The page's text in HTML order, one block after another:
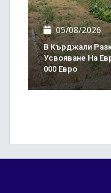
05/08/2026
В Кърджали
Усвояване На
000 Евро